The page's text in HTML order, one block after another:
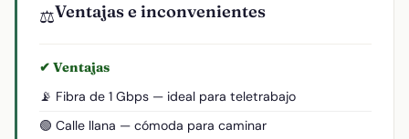
⚖️Ventajas e inconvenientes
✔ Ventajas
📡 Fibra de 1 Gbps — ideal para teletrabajo
🟢 Calle llana — cómoda para caminar